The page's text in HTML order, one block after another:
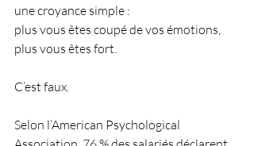
une croyance simple :
plus vous êtes coupé de vos émotions,
plus vous êtes fort.
C’est faux.
Selon l’American Psychological